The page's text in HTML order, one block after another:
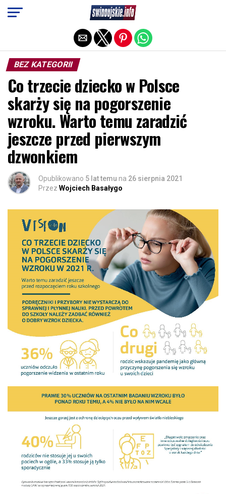
BEZ KATEGORII
Co trzecie dziecko w Polsce
skarży się na pogorszenie
wzroku. Warto temu zaradzić
jeszcze przed pierwszym
dzwonkiem
Opublikowano 5 lat temu na 26 sierpnia 2021
Przez Wojciech Basałygo
Exit mobile version